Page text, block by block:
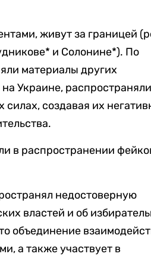
живут за границей
и Солонине*). По
материалы других
Украине, распространяли
создавая их
в распространении
недостоверную
властей и об
объединение
а также участвует в